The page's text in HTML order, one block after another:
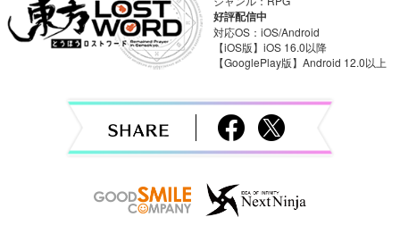
a
v
好評配信中
対応OS：iOS/Android
【iOS版】iOS 16.0以降
【GooglePlay版】Android 12.0以上